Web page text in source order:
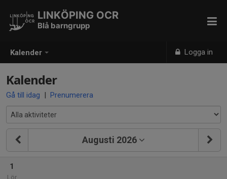
Kalender Logga in
LINKÖPING OCR
Blå barngrupp
Kalender
Gå till idag | Prenumerera
Augusti 2026
1
Lör